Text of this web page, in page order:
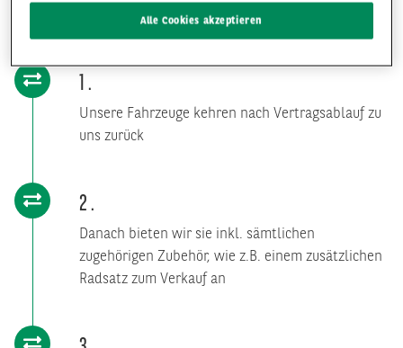
1
Unsere Fahrzeuge kehren nach Vertragsablauf zu
uns zurück
2
Danach bieten wir sie inkl. sämtlichen
zugehörigen Zubehör, wie z.B. einem zusätzlichen
Radsatz zum Verkauf an
Alle Cookies akzeptieren